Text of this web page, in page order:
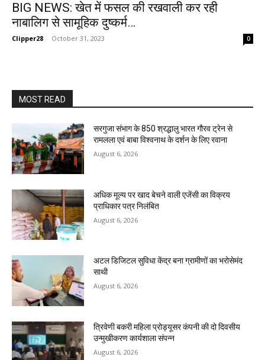
BIG NEWS: खेत में फसल की रखवाली कर रही
नाबालिग से सामूहिक दुष्कर्म…
Clipper28 - October 31, 2023 0
MOST READ
सरगुजा संभाग के 850 श्रद्धालु भारत गौरव ट्रेन से
रामलला एवं बाबा विश्वनाथ के दर्शन के लिए रवाना
August 6, 2026
अधिक मूल्य पर खाद बेचने वाली एजेंसी का विक्रय
प्राधिकार पत्र निलंबित
August 6, 2026
अटल डिजिटल सुविधा केंद्र बना ग्रामीणों का भरोसेमंद
साथी
August 6, 2026
त्रिवेणी बकरी महिला प्रोड्यूसर कंपनी की दो दिवसीय
उन्मुखीकरण कार्यशाला संपन्न
August 6, 2026